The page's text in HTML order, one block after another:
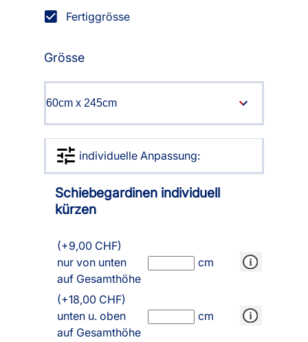
Fertiggrösse
Grösse
individuelle Anpassung:
Schiebegardinen individuell
kürzen
(+9,00 CHF)
nur von unten
auf Gesamthöhe
cm
(+18,00 CHF)
unten u. oben
auf Gesamthöhe
cm